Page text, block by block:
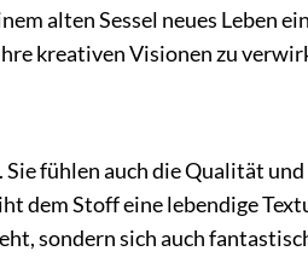
alten Sessel neues Leben
kreativen Visionen zu
fühlen auch die Qualität
dem Stoff eine lebendige
sondern sich auch